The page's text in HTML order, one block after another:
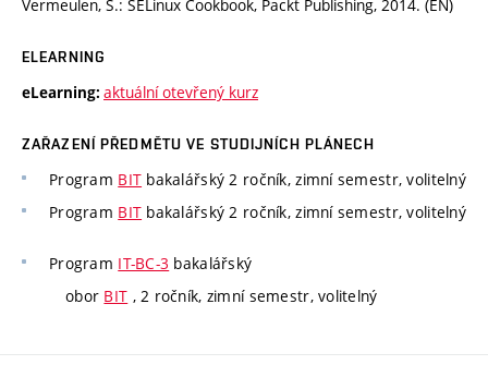
Vermeulen, S.: SELinux Cookbook, Packt Publishing, 2014. (EN)
ELEARNING
eLearning: aktuální otevřený kurz
ZAŘAZENÍ PŘEDMĚTU VE STUDIJNÍCH PLÁNECH
Program BIT bakalářský 2 ročník, zimní semestr, volitelný
Program BIT bakalářský 2 ročník, zimní semestr, volitelný
Program IT-BC-3 bakalářský
obor BIT , 2 ročník, zimní semestr, volitelný